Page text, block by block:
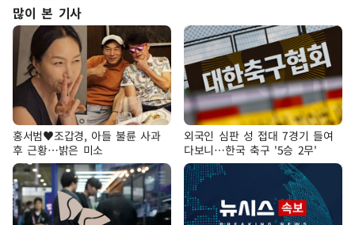
많이 본 기사
홍서범♥조갑경, 아들 불륜 사과
후 근황…밝은 미소
외국인 심판 성 접대 7경기 들여
다보니…한국 축구 '5승 2무'